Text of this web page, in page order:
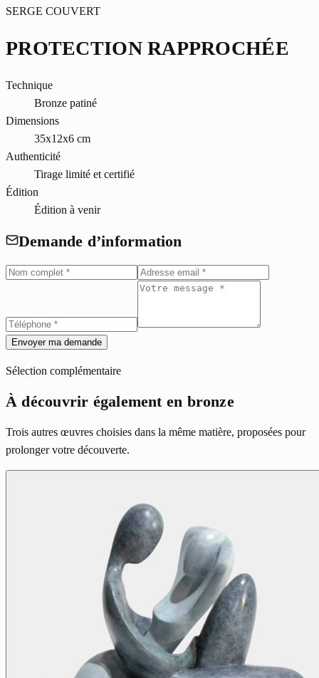
SERGE COUVERT
PROTECTION RAPPROCHÉE
Technique
Bronze patiné
Dimensions
35x12x6 cm
Authenticité
Tirage limité et certifié
Édition
Édition à venir
Demande d’information
Envoyer ma demande
Sélection complémentaire
À découvrir également en bronze
Trois autres œuvres choisies dans la même matière, proposées pour
prolonger votre découverte.